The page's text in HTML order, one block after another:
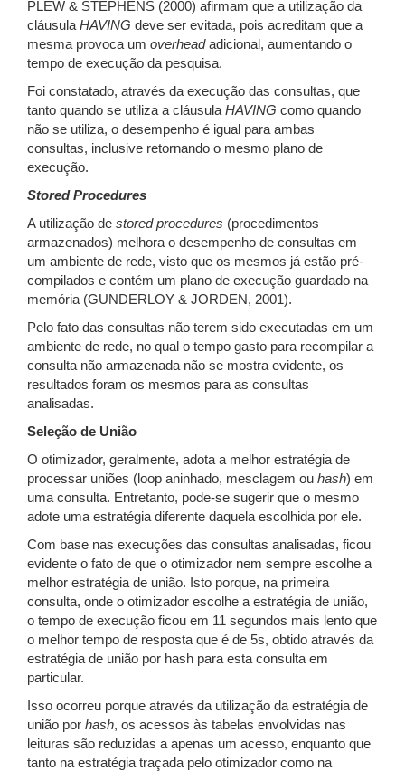
PLEW & STEPHENS (2000) afirmam que a utilização da
cláusula HAVING deve ser evitada, pois acreditam que a
mesma provoca um overheadadicional, aumentando o
tempo de execução da pesquisa.
Foi constatado, através da execução das consultas, que
tanto quando se utiliza a cláusula HAVING como quando
não se utiliza, o desempenho é igual para ambas
consultas, inclusive retornando o mesmo plano de
execução.
Stored Procedures
A utilização de stored procedures (procedimentos
armazenados) melhora o desempenho de consultas em
um ambiente de rede, visto que os mesmos já estão pré-
compilados e contém um plano de execução guardado na
memória (GUNDERLOY & JORDEN, 2001).
Pelo fato das consultas não terem sido executadas em um
ambiente de rede, no qual o tempo gasto para recompilar a
consulta não armazenada não se mostra evidente, os
resultados foram os mesmos para as consultas
analisadas.
Seleção de União
O otimizador, geralmente, adota a melhor estratégia de
processar uniões (loop aninhado, mesclagem ou hash) em
uma consulta. Entretanto, pode-se sugerir que o mesmo
adote uma estratégia diferente daquela escolhida por ele.
Com base nas execuções das consultas analisadas, ficou
evidente o fato de que o otimizador nem sempre escolhe a
melhor estratégia de união. Isto porque, na primeira
consulta, onde o otimizador escolhe a estratégia de união,
o tempo de execução ficou em 11 segundos mais lento que
o melhor tempo de resposta que é de 5s, obtido através da
estratégia de união por hash para esta consulta em
particular.
Isso ocorreu porque através da utilização da estratégia de
união por hash, os acessos às tabelas envolvidas nas
leituras são reduzidas a apenas um acesso, enquanto que
tanto na estratégia traçada pelo otimizador como na